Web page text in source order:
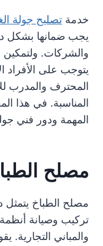
خدمة تصليح جولة
يجب ضمانها بشكل
والشركات. ولتمكين
يتوجب على الأفراد
المحترف والمدرب
المناسبة. في هذا
المهمة ودور فني
مصلح
مصلح الطباخ يتمثل
تركيب وصيانة
والمباني التجارية.